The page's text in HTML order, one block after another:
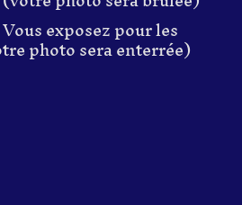
pour les
photo sera enterrée)